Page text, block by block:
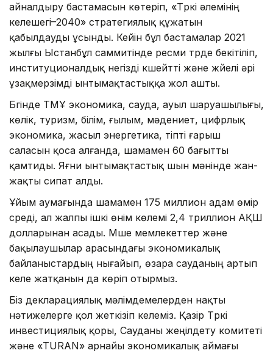
айналдыру бастамасын көтеріп, «Түркі әлемінің
келешегі–2040» стратегиялық құжатын
қабылдауды ұсынды. Кейін бұл бастамалар 2021
жылғы Ыстанбұл саммитінде ресми түрде бекітіліп,
институционалдық негізді күшейтті және жүйелі әрі
ұзақмерзімді ынтымақтастыққа жол ашты.
Бүгінде ТМҰ экономика, сауда, ауыл шаруашылығы,
көлік, туризм, білім, ғылым, мәдениет, цифрлық
экономика, жасыл энергетика, тіпті ғарыш
саласын қоса алғанда, шамамен 60 бағытты
қамтиды. Яғни ынтымақтастық шын мәнінде жан-
жақты сипат алды.
Ұйым аумағында шамамен 175 миллион адам өмір
сүреді, ал жалпы ішкі өнім көлемі 2,4 триллион АҚШ
долларынан асады. Мүше мемлекеттер және
бақылаушылар арасындағы экономикалық
байланыстардың нығайып, өзара сауданың артып
келе жатқанын да көріп отырмыз.
Біз декларациялық мәлімдемелерден нақты
нәтижелерге қол жеткізіп келеміз. Қазір Түркі
инвестициялық қоры, Сауданы жеңілдету комитеті
және «TURAN» арнайы экономикалық аймағы